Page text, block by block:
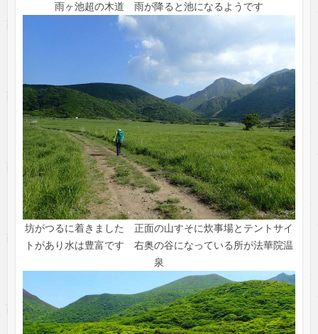
雨ヶ池超の木道 雨が降ると池になるようです
坊がつるに着きました 正面の山すそに炊事場とテントサイ
トがあり水は豊富です 右奥の谷になっている所が法華院温
泉